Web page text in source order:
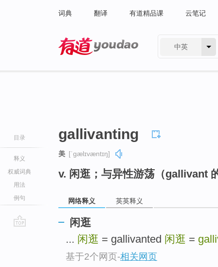
词典 翻译 有道精品课 云笔记
中英
目录
释义
权威词典
用法
例句
gallivanting
美 [ˈɡælɪvæntɪŋ]
v. 闲逛；与异性游荡（gallivant
网络释义 英英释义
闲逛
... 闲逛 = gallivanted 闲逛 =
基于2个网页-相关网页